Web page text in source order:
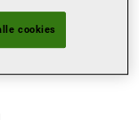
cookies